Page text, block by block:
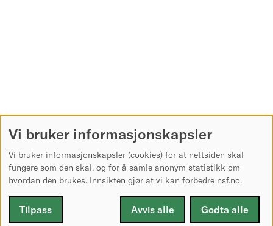
Vi bruker informasjonskapsler
Vi bruker informasjonskapsler (cookies) for at nettsiden skal
fungere som den skal, og for å samle anonym statistikk om
hvordan den brukes. Innsikten gjør at vi kan forbedre nsf.no.
Tilpass Avvis alle Godta alle